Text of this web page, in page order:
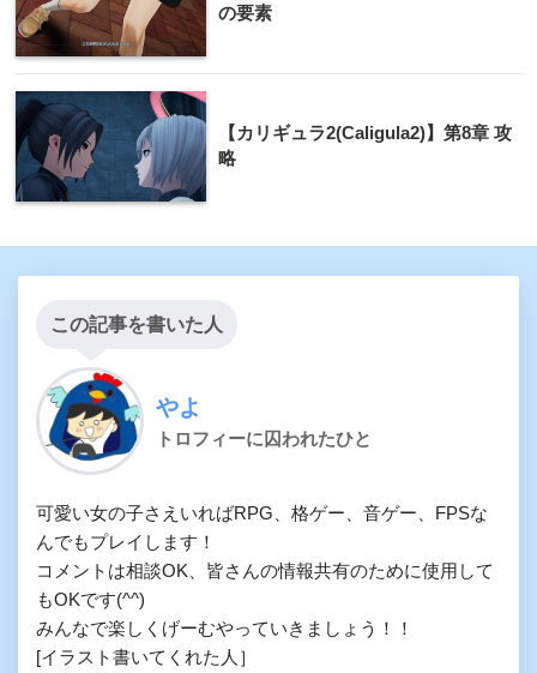
の要素
【カリギュラ2(Caligula2)】第8章 攻
略
この記事を書いた人
やよ
トロフィーに囚われたひと
可愛い女の子さえいればRPG、格ゲー、音ゲー、FPSな
んでもプレイします！
コメントは相談OK、皆さんの情報共有のために使用して
もOKです(^^)
みんなで楽しくげーむやっていきましょう！！
[イラスト書いてくれた人］